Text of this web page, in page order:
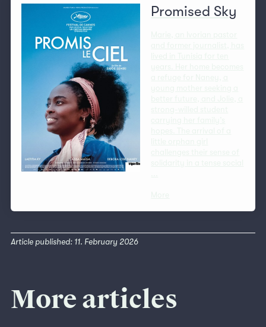
Promised Sky
Article published: 11. February 2026
More articles